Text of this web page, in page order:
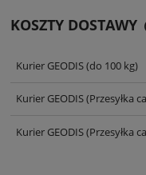
KOSZTY DOSTAWY
Kurier GEODIS(do 100 kg)
Kurier GEODIS(Przesyłka
Kurier GEODIS(Przesyłka